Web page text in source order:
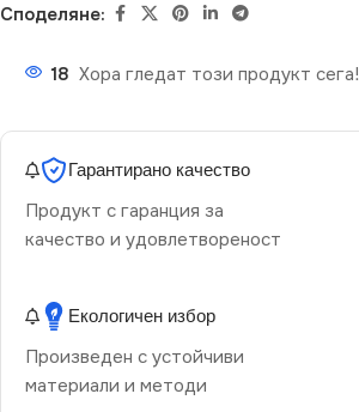
Споделяне:
18 Хора гледат този продукт сега!
Гарантирано качество
Продукт с гаранция за
качество и удовлетвореност
Екологичен избор
Произведен с устойчиви
материали и методи